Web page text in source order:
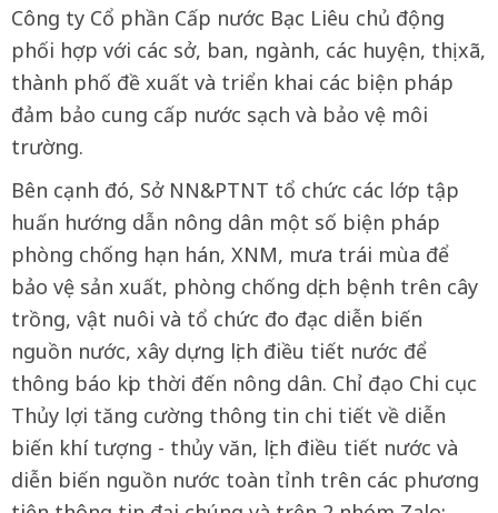
Công ty Cổ phần Cấp nước Bạc Liêu chủ động
phối hợp với các sở, ban, ngành, các huyện, thị xã,
thành phố đề xuất và triển khai các biện pháp
đảm bảo cung cấp nước sạch và bảo vệ môi
trường.
Bên cạnh đó, Sở NN&PTNT tổ chức các lớp tập
huấn hướng dẫn nông dân một số biện pháp
phòng chống hạn hán, XNM, mưa trái mùa để
bảo vệ sản xuất, phòng chống dịch bệnh trên cây
trồng, vật nuôi và tổ chức đo đạc diễn biến
nguồn nước, xây dựng lịch điều tiết nước để
thông báo kịp thời đến nông dân. Chỉ đạo Chi cục
Thủy lợi tăng cường thông tin chi tiết về diễn
biến khí tượng - thủy văn, lịch điều tiết nước và
diễn biến nguồn nước toàn tỉnh trên các phương